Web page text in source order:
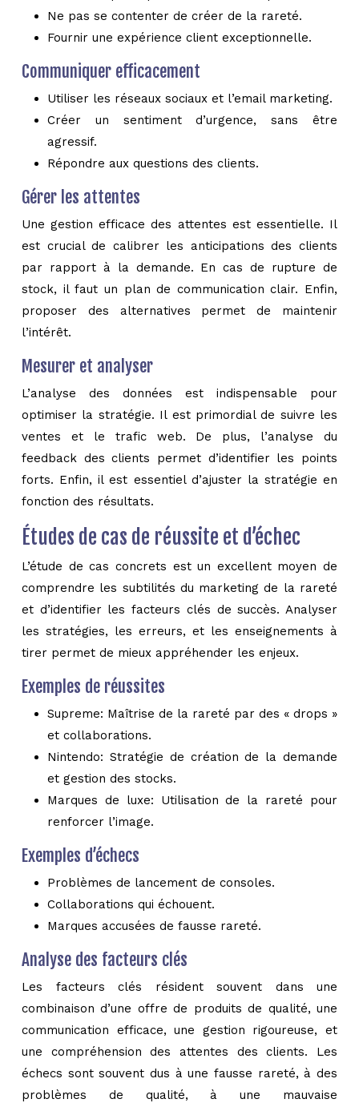
Ne pas se contenter de créer de la rareté.
Fournir une expérience client exceptionnelle.
Communiquer efficacement
Utiliser les réseaux sociaux et l’email marketing.
Créer un sentiment d’urgence, sans être
agressif.
Répondre aux questions des clients.
Gérer les attentes
Une gestion efficace des attentes est essentielle. Il
est crucial de calibrer les anticipations des clients
par rapport à la demande. En cas de rupture de
stock, il faut un plan de communication clair. Enfin,
proposer des alternatives permet de maintenir
l’intérêt.
Mesurer et analyser
L’analyse des données est indispensable pour
optimiser la stratégie. Il est primordial de suivre les
ventes et le trafic web. De plus, l’analyse du
feedback des clients permet d’identifier les points
forts. Enfin, il est essentiel d’ajuster la stratégie en
fonction des résultats.
Études de cas de réussite et d’échec
L’étude de cas concrets est un excellent moyen de
comprendre les subtilités du marketing de la rareté
et d’identifier les facteurs clés de succès. Analyser
les stratégies, les erreurs, et les enseignements à
tirer permet de mieux appréhender les enjeux.
Exemples de réussites
Supreme: Maîtrise de la rareté par des « drops »
et collaborations.
Nintendo: Stratégie de création de la demande
et gestion des stocks.
Marques de luxe: Utilisation de la rareté pour
renforcer l’image.
Exemples d’échecs
Problèmes de lancement de consoles.
Collaborations qui échouent.
Marques accusées de fausse rareté.
Analyse des facteurs clés
Les facteurs clés résident souvent dans une
combinaison d’une offre de produits de qualité, une
communication efficace, une gestion rigoureuse, et
une compréhension des attentes des clients. Les
échecs sont souvent dus à une fausse rareté, à des
problèmes de qualité, à une mauvaise